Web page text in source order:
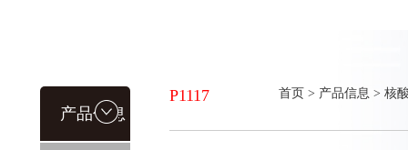
产品信息
P1117 首页 > 产品信息 > 核